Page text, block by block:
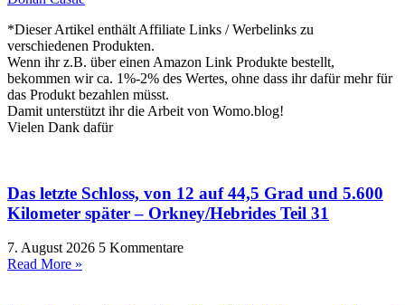
*Dieser Artikel enthält Affiliate Links / Werbelinks zu
verschiedenen Produkten.
Wenn ihr z.B. über einen Amazon Link Produkte bestellt,
bekommen wir ca. 1%-2% des Wertes, ohne dass ihr dafür mehr für
das Produkt bezahlen müsst.
Damit unterstützt ihr die Arbeit von Womo.blog!
Vielen Dank dafür
Das letzte Schloss, von 12 auf 44,5 Grad und 5.600
Kilometer später – Orkney/Hebrides Teil 31
7. August 2026 5 Kommentare
Read More »